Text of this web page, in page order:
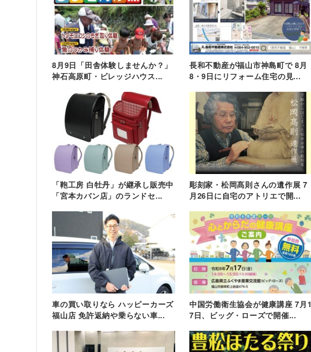
8月9日「田舎体験しませんか？」
神石高原町・ビレッジハウス...
長和不動産が福山市神島町で 8月
8・9日にリフォーム住宅の見...
「鞄工房 白牡丹」が継承し販売中
「宮本カバン店」のランドセ...
彫刻家・松岡髙則さんの遺作展 7
月26日に自宅のアトリエで開...
車の買い取りなら ハッピーカーズ
福山店 免許返納や乗らない車...
中国労働衛生協会が健康講座 7月1
7日、ビッグ・ローズで開催...